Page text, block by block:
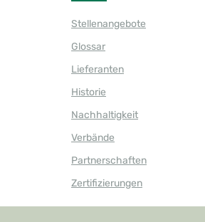
Stellenangebote
Glossar
Lieferanten
Historie
Nachhaltigkeit
Verbände
Partnerschaften
Zertifizierungen